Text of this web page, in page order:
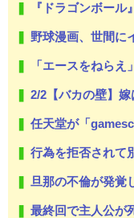
『ドラゴンボール』【衝撃】「ピ
野球漫画、世間に
「エースをねらえ」の
2/2【バカの壁】嫁は俺母がアポなし凸してくるのを嫌うし、母
任天堂が「
行為を拒否されて別れた彼女
旦那の不倫が発覚したが旦那
最終回で主人公が